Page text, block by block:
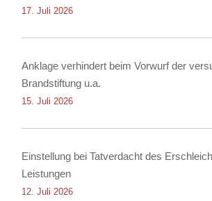
17. Juli 2026
Anklage verhindert beim Vorwurf der
Brandstiftung u.a.
15. Juli 2026
Einstellung bei Tatverdacht des
Leistungen
12. Juli 2026